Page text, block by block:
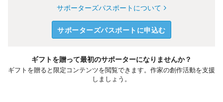
サポーターズパスポートについて
サポーターズパスポートに申込む
ギフトを贈って最初のサポーターになりませんか？
ギフトを贈ると限定コンテンツを閲覧できます。作家の創作活動を支援
しましょう。